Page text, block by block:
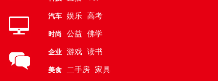
汽车 娱乐 高考
时尚 公益 佛学
企业 游戏 读书
美食 二手房 家具